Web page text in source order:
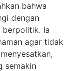
bahwa
dengan
berpolitik. Ia
agar tidak
semakin